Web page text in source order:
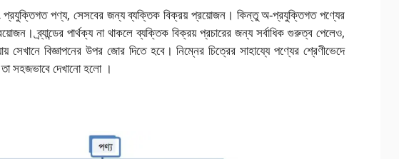
পণ্য, সেসবের জন্য ব্যক্তিক বিক্রয় প্রয়োজন। কিন্তু অ-প্রযুক্তিগত পণ্যের
ব্র্যান্ডের পার্থক্য না থাকলে ব্যক্তিক বিক্রয় প্রচারের জন্য সর্বাধিক গুরুত্ব পেলেও,
সেখানে বিজ্ঞাপনের উপর জোর দিতে হবে। নিম্নের চিত্রের সাহায্যে পণ্যের শ্রেণীভেদে
তা সহজভাবে দেখানো হলো ।